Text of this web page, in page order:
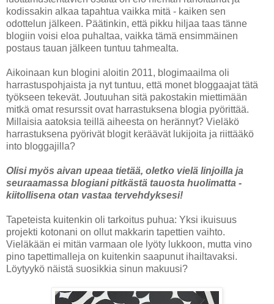
kodissakin alkaa tapahtua vaikka mitä - kaiken sen
odottelun jälkeen. Päätinkin, että pikku hiljaa taas tänne
blogiin voisi eloa puhaltaa, vaikka tämä ensimmäinen
postaus tauan jälkeen tuntuu tahmealta.
Aikoinaan kun blogini aloitin 2011, blogimaailma oli
harrastuspohjaista ja nyt tuntuu, että monet bloggaajat tätä
työkseen tekevät. Joutuuhan sitä pakostakin miettimään
mitkä omat resurssit ovat harrastuksena blogia pyörittää.
Millaisia aatoksia teillä aiheesta on herännyt? Vieläkö
harrastuksena pyörivät blogit keräävät lukijoita ja riittääkö
into bloggajilla?
Olisi myös aivan upeaa tietää, oletko vielä linjoilla ja
seuraamassa blogiani pitkästä tauosta huolimatta -
kiitollisena otan vastaa tervehdyksesi!
Tapeteista kuitenkin oli tarkoitus puhua: Yksi ikuisuus
projekti kotonani on ollut makkarin tapettien vaihto.
Vieläkään ei mitän varmaan ole lyöty lukkoon, mutta vino
pino tapettimalleja on kuitenkin saapunut ihailtavaksi.
Löytyykö näistä suosikkia sinun makuusi?